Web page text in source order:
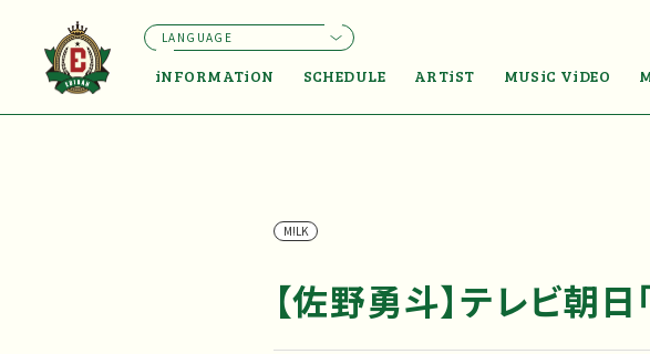
iNFORMATiON SCHEDULE ARTiST MUSiC ViDEO
LANGUAGE
M!LK
【佐野勇斗】テレビ朝日